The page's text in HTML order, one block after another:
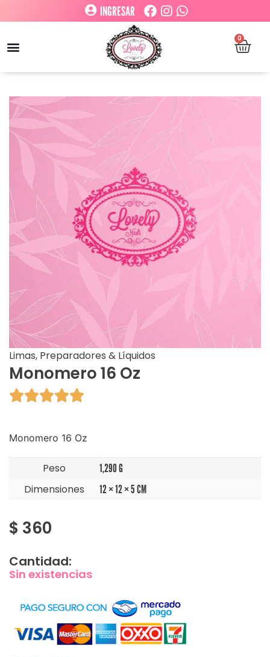
INGRESAR
0
Limas, Preparadores & Líquidos
Monomero 16 Oz

Monomero 16 Oz
Peso 1,290 G
Dimensiones 12 × 12 × 5 CM
$ 360
Cantidad:
Sin existencias